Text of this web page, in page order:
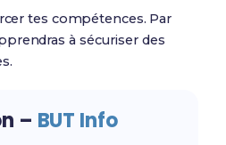
tes compétences. Par
à sécuriser des
– BUT Info